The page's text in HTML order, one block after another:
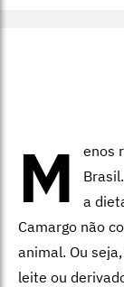
M
enos
a
Camargo não
animal. Ou
leite ou